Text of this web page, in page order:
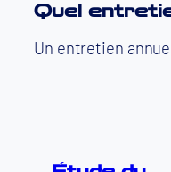
Quel
Un entretien